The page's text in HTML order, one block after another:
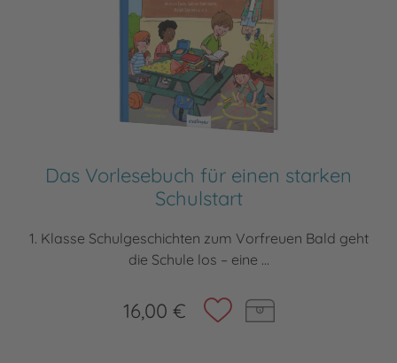
Das Vorlesebuch für einen starken
Schulstart
1. Klasse Schulgeschichten zum Vorfreuen Bald geht
die Schule los – eine ...
16,00 €